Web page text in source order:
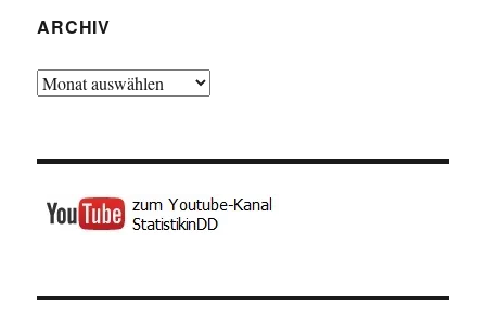
ARCHIV
Archiv